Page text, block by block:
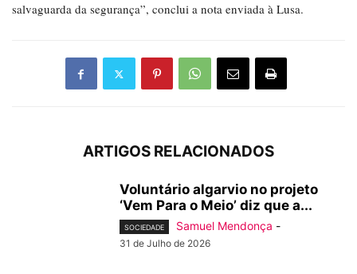
salvaguarda da segurança”, conclui a nota enviada à Lusa.
ARTIGOS RELACIONADOS
Voluntário algarvio no projeto
‘Vem Para o Meio’ diz que a...
SOCIEDADE Samuel Mendonça -
31 de Julho de 2026